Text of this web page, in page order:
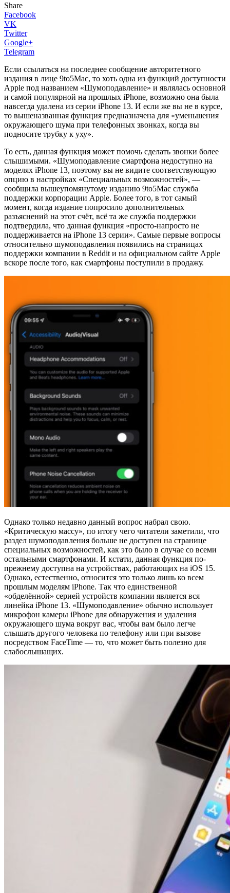
Share
Facebook
VK
Twitter
Google+
Telegram
Если ссылаться на последнее сообщение авторитетного
издания в лице 9to5Mac, то хоть одна из функций доступности
Apple под названием «Шумоподавление» и являлась основной
и самой популярной на прошлых iPhone, возможно она была
навсегда удалена из серии iPhone 13. И если же вы не в курсе,
то вышеназванная функция предназначена для «уменьшения
окружающего шума при телефонных звонках, когда вы
подносите трубку к уху».
То есть, данная функция может помочь сделать звонки более
слышимыми. «Шумоподавление смартфона недоступно на
моделях iPhone 13, поэтому вы не видите соответствующую
опцию в настройках «Специальных возможностей», —
сообщила вышеупомянутому изданию 9to5Mac служба
поддержки корпорации Apple. Более того, в тот самый
момент, когда издание попросило дополнительных
разъяснений на этот счёт, всё та же служба поддержки
подтвердила, что данная функция «просто-напросто не
поддерживается на iPhone 13 серии». Самые первые вопросы
относительно шумоподавления появились на страницах
поддержки компании в Reddit и на официальном сайте Apple
вскоре после того, как смартфоны поступили в продажу.
Однако только недавно данный вопрос набрал свою.
«Критическую массу», по итогу чего читатели заметили, что
раздел шумоподавления больше не доступен на странице
специальных возможностей, как это было в случае со всеми
остальными смартфонами. И кстати, данная функция по-
прежнему доступна на устройствах, работающих на iOS 15.
Однако, естественно, относится это только лишь ко всем
прошлым моделям iPhone. Так что единственной
«обделённой» серией устройств компании является вся
линейка iPhone 13. «Шумоподавление» обычно использует
микрофон камеры iPhone для обнаружения и удаления
окружающего шума вокруг вас, чтобы вам было легче
слышать другого человека по телефону или при вызове
посредством FaceTime — то, что может быть полезно для
слабослышащих.